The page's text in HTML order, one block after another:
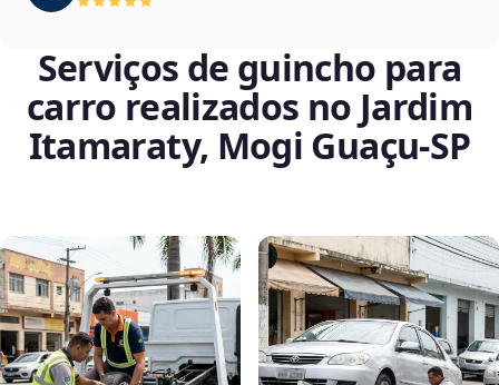
Serviços de guincho para
carro realizados no Jardim
Itamaraty, Mogi Guaçu‑SP